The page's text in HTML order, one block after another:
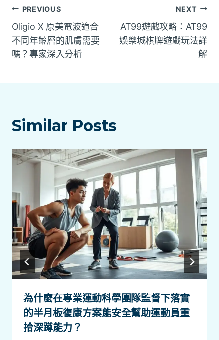
文
章
導
PREVIOUS
Oligio X 原美電波適合
不同年齡層的肌膚需要
嗎？專家深入分析
NEXT
AT99遊戲攻略：AT99
娛樂城棋牌遊戲玩法詳
解
Similar Posts
為什麼在專業運動科學團隊監督下落實
的半月板復康方案能安全幫助運動員重
拾深蹲能力？